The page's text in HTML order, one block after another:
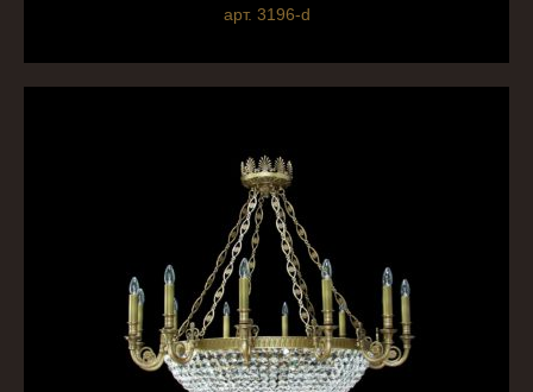
арт. 3196-d